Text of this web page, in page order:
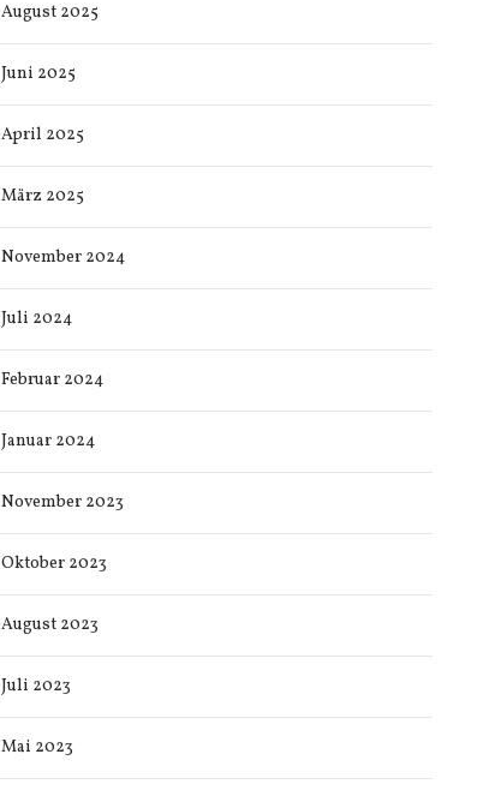
August 2025
Juni 2025
April 2025
März 2025
November 2024
Juli 2024
Februar 2024
Januar 2024
November 2023
Oktober 2023
August 2023
Juli 2023
Mai 2023